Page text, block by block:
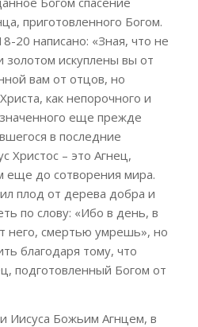
приготовленного Богом.
20 написано: «Зная, что не
искуплены вы от
вам от отцов, но
как непорочного и
еще прежде
в последние
Христос – это Агнец,
еще до сотворения мира.
плод от дерева добра и
по слову: «Ибо в день, в
него, смертью умрешь», но
благодаря тому, что
подготовленный Богом от
Иисуса Божьим Агнцем, в